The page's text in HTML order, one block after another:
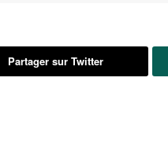
Partager sur Twitter